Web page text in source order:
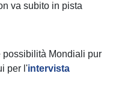
va subito in pista
possibilità Mondiali pur
per l'intervista